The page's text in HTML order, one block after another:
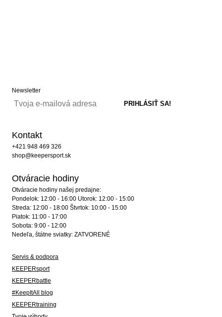
Newsletter
Kontakt
+421 948 469 326
shop@keepersport.sk
Otváracie hodiny
Otváracie hodiny našej predajne:
Pondelok: 12:00 - 16:00 Utorok: 12:00 - 15:00
Streda: 12:00 - 18:00 Štvrtok: 10:00 - 15:00
Piatok: 11:00 - 17:00
Sobota: 9:00 - 12:00
Nedeľa, štátne sviatky: ZATVORENÉ
Servis & podpora
KEEPERsport
KEEPERbattle
#KeepItAll blog
KEEPERtraining